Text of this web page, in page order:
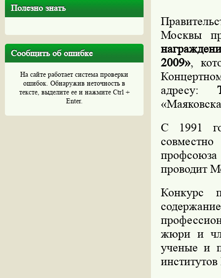
Полезно знать
Сообщить об ошибке
На сайте работает система проверки
ошибок. Обнаружив неточность в
тексте, выделите ее и нажмите Ctrl +
Enter.
Москвы
2009»,
адресу:
С 1991
профсоюза
проводит
Конкурс
жюри и
ученые и